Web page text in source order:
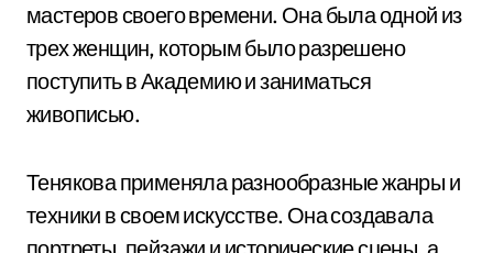
мастеров своего времени. Она была одной из
трех женщин, которым было разрешено
поступить в Академию и заниматься
живописью.
Тенякова применяла разнообразные жанры и
техники в своем искусстве. Она создавала